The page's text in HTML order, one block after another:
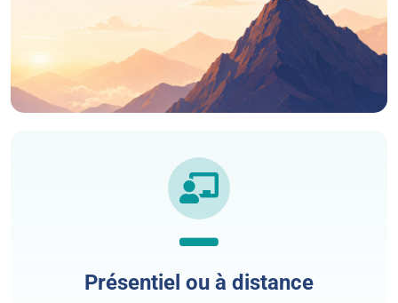
Présentiel ou à distance